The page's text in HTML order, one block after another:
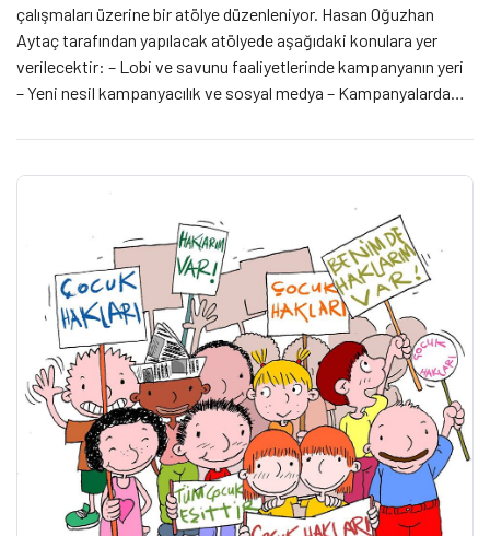
çalışmaları üzerine bir atölye düzenleniyor. Hasan Oğuzhan
Aytaç tarafından yapılacak atölyede aşağıdaki konulara yer
verilecektir: – Lobi ve savunu faaliyetlerinde kampanyanın yeri
– Yeni nesil kampanyacılık ve sosyal medya – Kampanyalarda
örnekleri Tarih: 10 Şubat 2018 / Cumartesi […]